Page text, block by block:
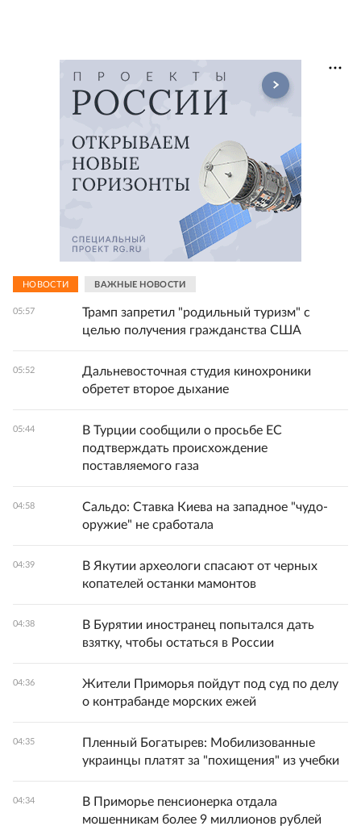
НОВОСТИ ВАЖНЫЕ НОВОСТИ
05:57
Трамп запретил "родильный туризм" с
целью получения гражданства США
05:52
Дальневосточная студия кинохроники
обретет второе дыхание
05:44
В Турции сообщили о просьбе ЕС
подтверждать происхождение
поставляемого газа
04:58
Сальдо: Ставка Киева на западное "чудо-
оружие" не сработала
04:39
В Якутии археологи спасают от черных
копателей останки мамонтов
04:38
В Бурятии иностранец попытался дать
взятку, чтобы остаться в России
04:36
Жители Приморья пойдут под суд по делу
о контрабанде морских ежей
04:35
Пленный Богатырев: Мобилизованные
украинцы платят за "похищения" из учебки
04:34
В Приморье пенсионерка отдала
мошенникам более 9 миллионов рублей